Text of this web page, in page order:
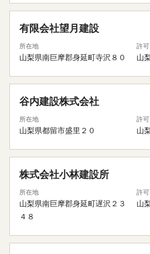
有限会社望月建設
所在地
山梨県南巨摩郡身延町寺沢８０
許可
山
谷内建設株式会社
所在地
山梨県都留市盛里２０
許可
山
株式会社小林建設所
所在地
山梨県南巨摩郡身延町遅沢２３
４８
許可
山